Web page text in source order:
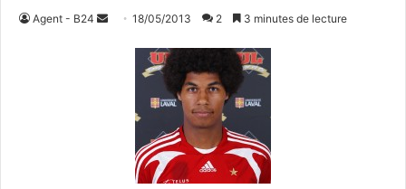
Agent - B24 18/05/2013 2 3 minutes de lecture